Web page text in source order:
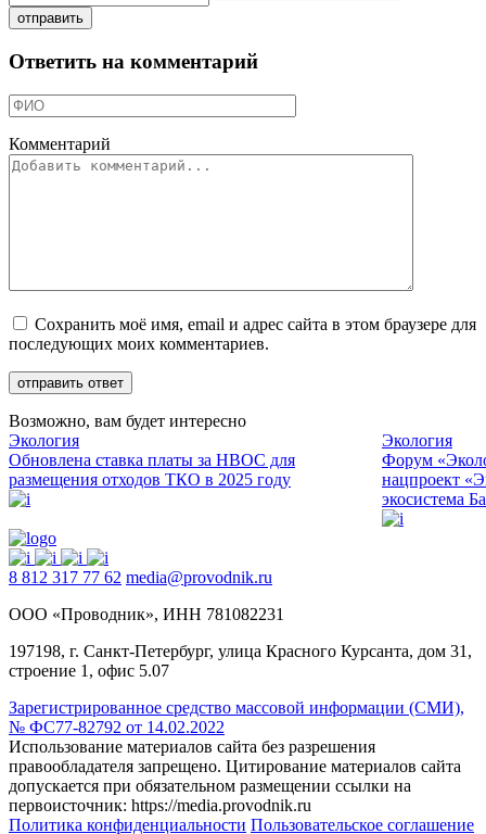
Ответить на комментарий
Комментарий
Сохранить моё имя, email и адрес сайта в этом браузере для
последующих моих комментариев.
Возможно, вам будет интересно
Экология
Обновлена ставка платы за НВОС для
размещения отходов ТКО в 2025 году
Экология
Форум
нацпроект
экосистема
8 812 317 77 62 media@provodnik.ru
ООО «Проводник», ИНН 781082231
197198, г. Санкт-Петербург, улица Красного Курсанта, дом 31,
строение 1, офис 5.07
Зарегистрированное средство массовой информации (СМИ),
№ ФС77-82792 от 14.02.2022
Использование материалов сайта без разрешения
правообладателя запрещено. Цитирование материалов сайта
допускается при обязательном размещении ссылки на
первоисточник: https://media.provodnik.ru
Политика конфиденциальности Пользовательское соглашение